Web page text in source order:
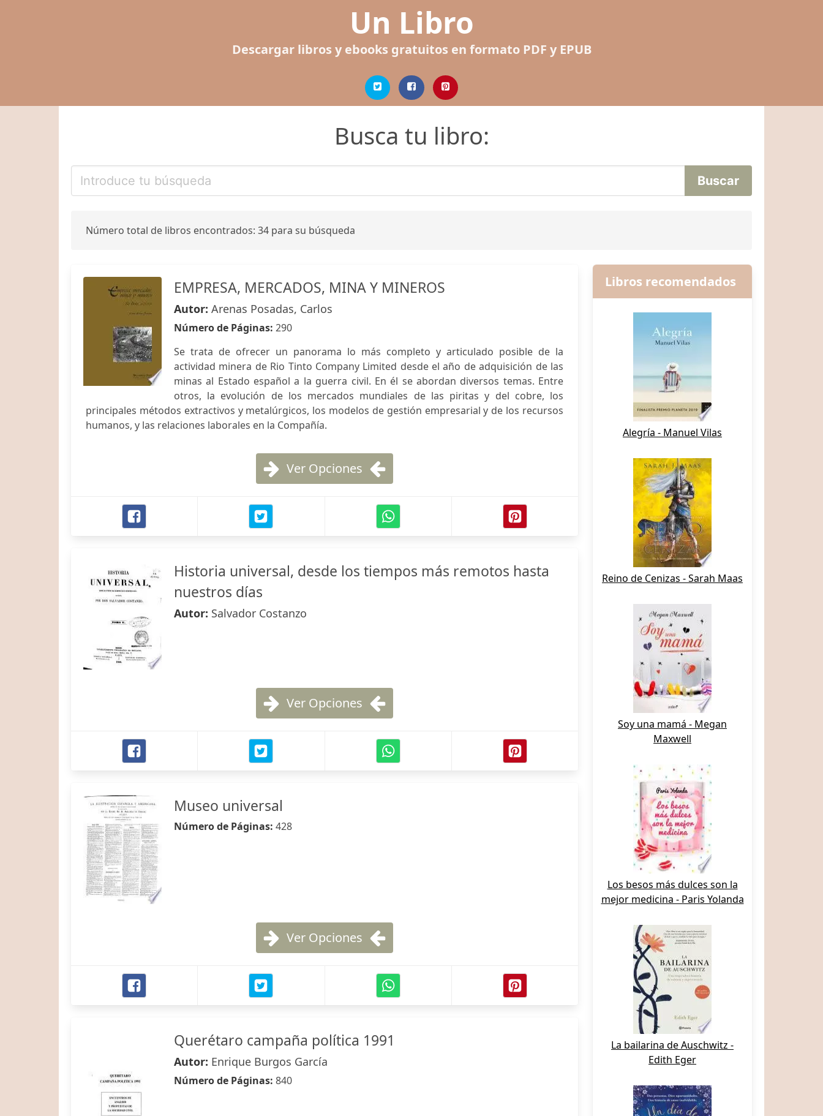
Un Libro
Descargar libros y ebooks gratuitos en formato PDF y EPUB
Busca tu libro:
Número total de libros encontrados: 34 para su búsqueda
EMPRESA, MERCADOS, MINA Y MINEROS
Autor: Arenas Posadas, Carlos
Número de Páginas: 290
Se trata de ofrecer un panorama lo más completo y articulado posible de la
actividad minera de Rio Tinto Company Limited desde el año de adquisición de las
minas al Estado español a la guerra civil. En él se abordan diversos temas. Entre
otros, la evolución de los mercados mundiales de las piritas y del cobre, los
principales métodos extractivos y metalúrgicos, los modelos de gestión empresarial y de los recursos
humanos, y las relaciones laborales en la Compañía.
Ver Opciones
Historia universal, desde los tiempos más remotos hasta
nuestros días
Autor: Salvador Costanzo
Ver Opciones
Museo universal
Número de Páginas: 428
Ver Opciones
Querétaro campaña política 1991
Autor: Enrique Burgos García
Número de Páginas: 840
Libros recomendados
Alegría - Manuel Vilas
Reino de Cenizas - Sarah Maas
Soy una mamá - Megan
Maxwell
Los besos más dulces son la
mejor medicina - Paris Yolanda
La bailarina de Auschwitz -
Edith Eger